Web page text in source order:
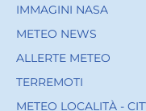
IMMAGINI NASA
METEO NEWS
ALLERTE METEO
TERREMOTI
METEO LOCALITÀ -